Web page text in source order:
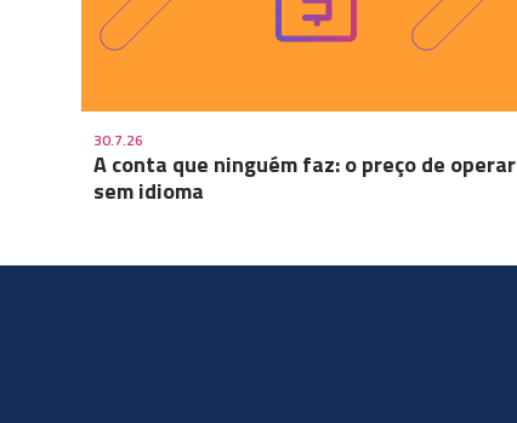
30.7.26
A conta que ninguém faz: o preço de operar
sem idioma